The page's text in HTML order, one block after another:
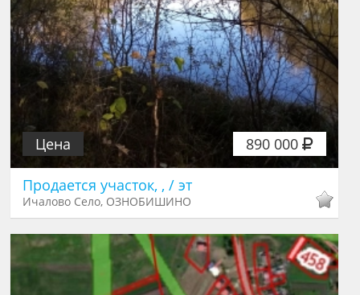
890 000
Цена
Продается участок, , / эт
Ичалово Село, ОЗНОБИШИНО